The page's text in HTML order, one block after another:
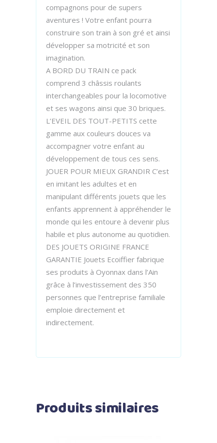
compagnons pour de supers
aventures ! Votre enfant pourra
construire son train à son gré et ainsi
développer sa motricité et son
imagination.
A BORD DU TRAIN ce pack
comprend 3 châssis roulants
interchangeables pour la locomotive
et ses wagons ainsi que 30 briques.
L’EVEIL DES TOUT-PETITS cette
gamme aux couleurs douces va
accompagner votre enfant au
développement de tous ces sens.
JOUER POUR MIEUX GRANDIR C’est
en imitant les adultes et en
manipulant différents jouets que les
enfants apprennent à appréhender le
monde qui les entoure à devenir plus
habile et plus autonome au quotidien.
DES JOUETS ORIGINE FRANCE
GARANTIE Jouets Ecoiffier fabrique
ses produits à Oyonnax dans l’Ain
grâce à l’investissement des 350
personnes que l’entreprise familiale
emploie directement et
indirectement.
Produits similaires